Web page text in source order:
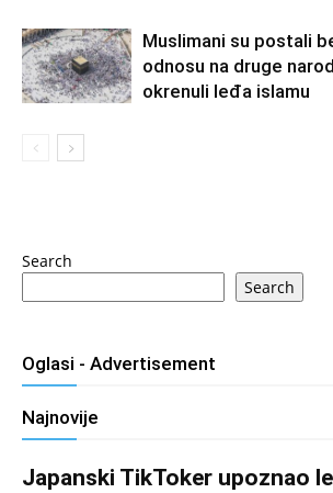
Muslimani su postali
odnosu na druge
okrenuli leđa islamu
Search
Search
Oglasi - Advertisement
Najnovije
Japanski TikToker upoznao